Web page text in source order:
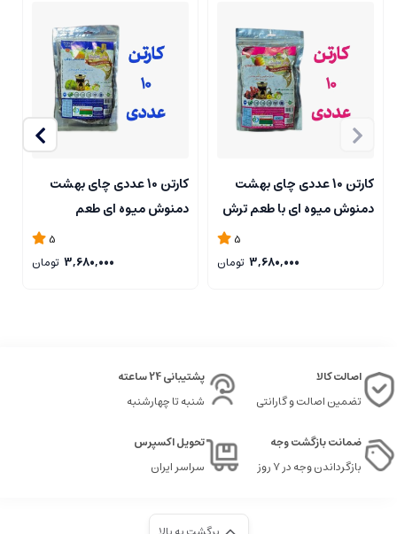
کارتن 10 عددی چای بهشت
دمنوش میوه ای با طعم ترش
و شیرین بسته بندی پاکت 2005
3,680,000 تومان
کارتن 10 عددی چای بهشت
دمنوش میوه ای طعم
لیموگراس بسته بندی پاکت
5
3,680,000 تومان
اصالت کالا
تضمین اصالت و گارانتی
پشتیبانی 24 ساعته
شنبه تا چهارشنبه
ضمانت بازگشت وجه
بازگرداندن وجه در ۷ روز
تحویل اکسپرس
سراسر ایران